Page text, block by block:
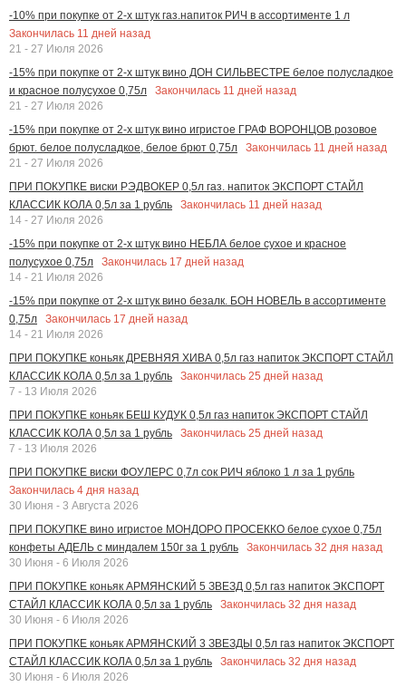
-10% при покупке от 2-х штук газ.напиток РИЧ в ассортименте 1 л
Закончилась 11 дней назад
21 - 27 Июля 2026
-15% при покупке от 2-х штук вино ДОН СИЛЬВЕСТРЕ белое полусладкое
и красное полусухое 0,75л
Закончилась 11 дней назад
21 - 27 Июля 2026
-15% при покупке от 2-х штук вино игристое ГРАФ ВОРОНЦОВ розовое
брют. белое полусладкое, белое брют 0,75л
Закончилась 11 дней назад
21 - 27 Июля 2026
ПРИ ПОКУПКЕ виски РЭДВОКЕР 0,5л газ. напиток ЭКСПОРТ СТАЙЛ
КЛАССИК КОЛА 0,5л за 1 рубль
Закончилась 11 дней назад
14 - 27 Июля 2026
-15% при покупке от 2-х штук вино НЕБЛА белое сухое и красное
полусухое 0,75л
Закончилась 17 дней назад
14 - 21 Июля 2026
-15% при покупке от 2-х штук вино безалк. БОН НОВЕЛЬ в ассортименте
0,75л
Закончилась 17 дней назад
14 - 21 Июля 2026
ПРИ ПОКУПКЕ коньяк ДРЕВНЯЯ ХИВА 0,5л газ напиток ЭКСПОРТ СТАЙЛ
КЛАССИК КОЛА 0,5л за 1 рубль
Закончилась 25 дней назад
7 - 13 Июля 2026
ПРИ ПОКУПКЕ коньяк БЕШ КУДУК 0,5л газ напиток ЭКСПОРТ СТАЙЛ
КЛАССИК КОЛА 0,5л за 1 рубль
Закончилась 25 дней назад
7 - 13 Июля 2026
ПРИ ПОКУПКЕ виски ФОУЛЕРС 0,7л сок РИЧ яблоко 1 л за 1 рубль
Закончилась 4 дня назад
30 Июня - 3 Августа 2026
ПРИ ПОКУПКЕ вино игристое МОНДОРО ПРОСЕККО белое сухое 0,75л
конфеты АДЕЛЬ с миндалем 150г за 1 рубль
Закончилась 32 дня назад
30 Июня - 6 Июля 2026
ПРИ ПОКУПКЕ коньяк АРМЯНСКИЙ 5 ЗВЕЗД 0,5л газ напиток ЭКСПОРТ
СТАЙЛ КЛАССИК КОЛА 0,5л за 1 рубль
Закончилась 32 дня назад
30 Июня - 6 Июля 2026
ПРИ ПОКУПКЕ коньяк АРМЯНСКИЙ 3 ЗВЕЗДЫ 0,5л газ напиток ЭКСПОРТ
СТАЙЛ КЛАССИК КОЛА 0,5л за 1 рубль
Закончилась 32 дня назад
30 Июня - 6 Июля 2026